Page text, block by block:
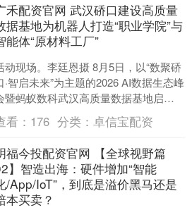
禾配资官网 武汉硚口建设高质量
据基地为机器人打造“职业学院”与
能体“原材料工厂”
动现场。李廷恩摄 8月5日，以“数聚硚
·智启未来”为主题的2026 AI数据生态峰
暨蚂蚁数科武汉高质量数据基地启用
仪式在武汉举行。硚口区政府与蚂蚁数
携手....
看： 176 分类：卓信宝配资
福今投配资官网 【全球视野篇
】智造出海：硬件增加“智能
/App/IoT”，到底是溢价黑马还是
本买卖？